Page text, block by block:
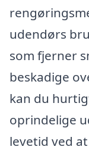
udendørs
som fjerner
beskadige
kan du
oprindelige
levetid ved